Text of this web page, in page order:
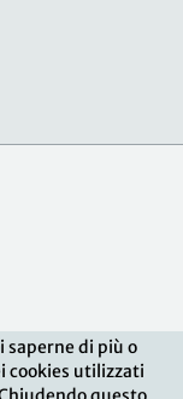
saperne di più o
cookies utilizzati